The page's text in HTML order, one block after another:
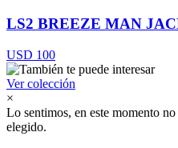
LS2 BREEZE MAN
USD 100
Ver colección
×
Lo sentimos, en este momento
elegido.